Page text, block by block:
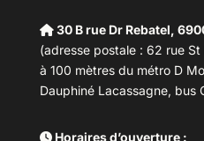
30 B rue Dr Rebatel,
(adresse postale : 62 rue
à 100 mètres du métro D
Dauphiné Lacassagne, bus
Horaires d’ouverture :